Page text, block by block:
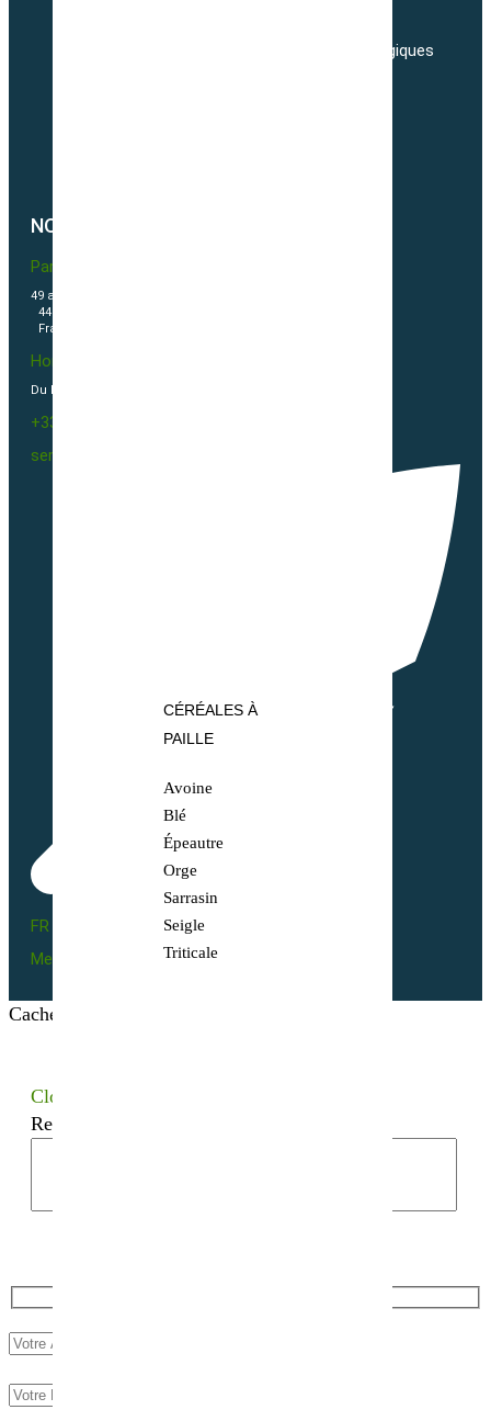
CÉRÉALES À
PAILLE
Avoine
Blé
Épeautre
Orge
Sarrasin
Seigle
Triticale
Nos tarifs de transport de semences Biologiques
NOUS CONTACTER
Partner & Co SAS
49 avenue du Général de Gaulle
44500 La Baule Escoublac
France
Horaires
Du Lundi au vendredi 09h00-12h00 / 13h30-16h00
+33(0)2 40 23 63 24
sembio@partnerandco.fr
FR BIO 10 - 66055
Mentions légales
Cacher les filtres
Close
Recherchez votre semence bio